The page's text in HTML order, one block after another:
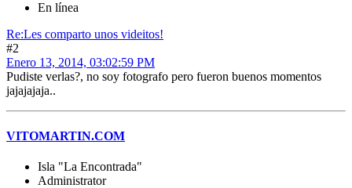
En línea
Re:Les comparto unos videitos!
#2
Enero 13, 2014, 03:02:59 PM
Pudiste verlas?, no soy fotografo pero fueron buenos momentos
jajajajaja..
VITOMARTIN.COM
Isla "La Encontrada"
Administrator